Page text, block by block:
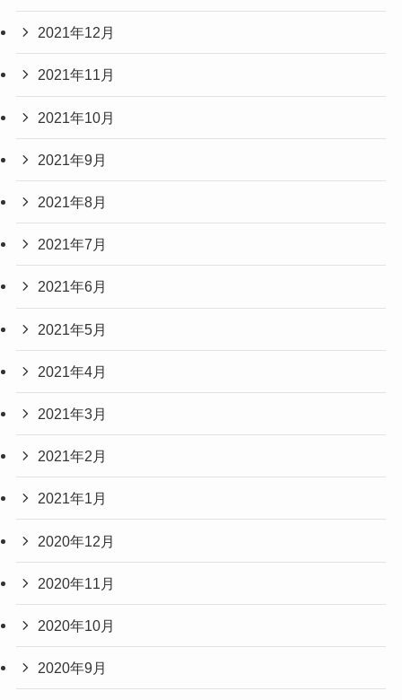
2021年12月
2021年11月
2021年10月
2021年9月
2021年8月
2021年7月
2021年6月
2021年5月
2021年4月
2021年3月
2021年2月
2021年1月
2020年12月
2020年11月
2020年10月
2020年9月